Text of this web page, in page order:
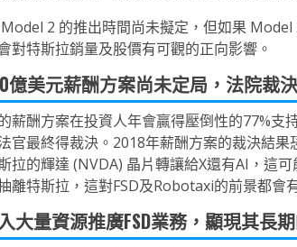
2 的推出時間尚未擬定，但如果
對特斯拉銷量及股價有可觀的正向影響。
億美元薪酬方案尚未定局，法院裁
薪酬方案在投資人年會贏得壓倒性的77%
官最終得裁決。2018年薪酬方案的裁決結
拉的輝達 (NVDA) 晶片轉讓給X還有AI，這
離特斯拉，這對FSD及Robotaxi的前景都會
大量資源推廣FSD業務，顯現其長